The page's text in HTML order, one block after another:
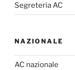
k
a
m
Segreteria AC
NAZIONALE
AC nazionale